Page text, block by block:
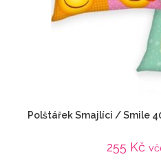
Polštářek Smajlíci / Smile
255 Kč